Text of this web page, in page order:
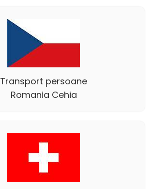
Transport persoane
Romania Cehia